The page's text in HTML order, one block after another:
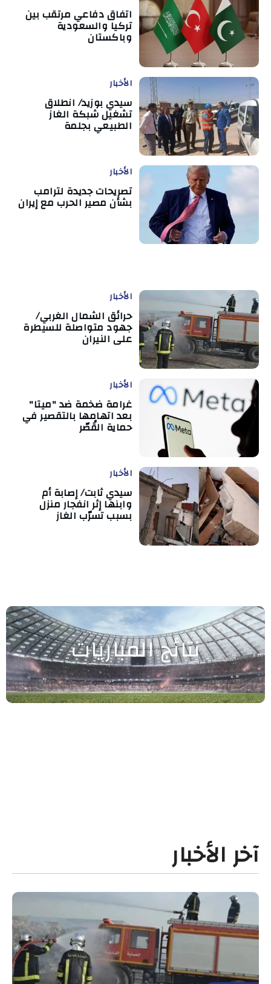
اتفاق دفاعي مرتقب بين
تركيا والسعودية
وباكستان
الأخبار
سيدي بوزيد/ انطلاق
تشغيل شبكة الغاز
الطبيعي بجلمة
الأخبار
تصريحات جديدة لترامب
بشأن مصير الحرب مع إيران
الأخبار
حرائق الشمال الغربي/
جهود متواصلة للسيطرة
على النيران
الأخبار
غرامة ضخمة ضد "ميتا"
بعد اتهامها بالتقصير في
حماية القُصّر
الأخبار
سيدي ثابت/ إصابة أم
وابنها إثر انفجار منزل
بسبب تسرّب الغاز
نتائج المباريات
آخر الأخبار